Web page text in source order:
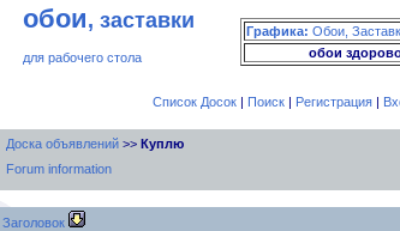
обои, заставки
для рабочего стола
Графика: Обои,
обои
Список Досок| Поиск| Регистрация|
Доска объявлений>> Куплю
Forum information
Заголовок